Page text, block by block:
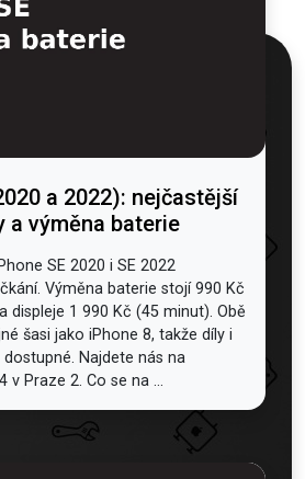
a 2022): nejčastější
a výměna baterie
SE 2020 i SE 2022
Výměna baterie stojí 990 Kč
displeje 1 990 Kč (45 minut). Obě
šasi jako iPhone 8, takže díly i
Najdete nás na
Praze 2. Co se na ...